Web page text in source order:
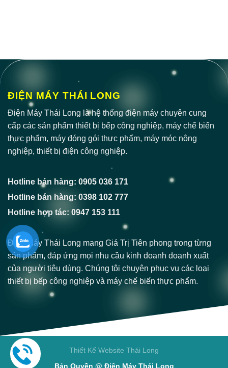
ĐIỆN MÁY THÁI LONG
Điện Máy Thái Long là hệ thống điện máy chuyên cung
cấp các sản phẩm thiết bị bếp công nghiệp, máy chế biến
thực phẩm, máy đóng gói thực phẩm, máy móc nông
nghiệp, thiết bị điện công nghiệp.
Hotline bán hàng: 0905 036 171
Hotline bán hàng: 0398 102 777
Hotline hợp tác: 0947 153 111
Điện Máy Thái Long mang Giá Trị Tiên phong trong từng
sản phẩm, đáp ứng mọi nhu cầu kinh doanh doanh xuất
của người tiêu dùng. Chúng tôi chuyên phục vụ các loại
thiết bị bếp công nghiệp và máy chế biến thực phẩm.
Thiết Kế Website Thái Long
Bản Quyền @ Điện Máy Thái Long